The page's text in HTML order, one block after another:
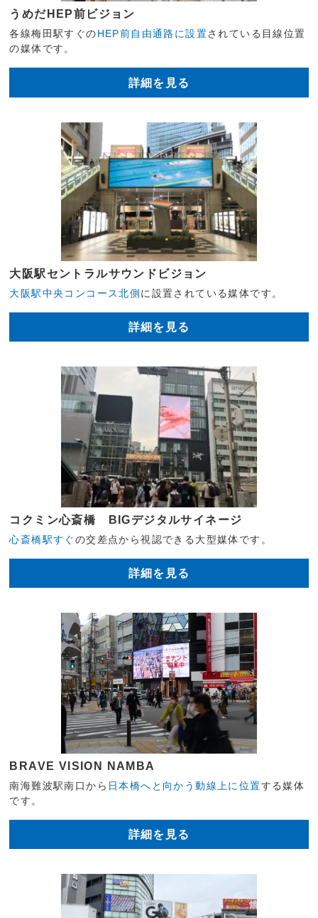
うめだHEP前ビジョン
各線梅田駅すぐのHEP前自由通路に設置されている目線位置
の媒体です。
詳細を見る
大阪駅セントラルサウンドビジョン
大阪駅中央コンコース北側に設置されている媒体です。
詳細を見る
コクミン心斎橋 BIGデジタルサイネージ
心斎橋駅すぐの交差点から視認できる大型媒体です。
詳細を見る
BRAVE VISION NAMBA
南海難波駅南口から 日本橋へと向かう動線上に位置する媒体
です。
詳細を見る